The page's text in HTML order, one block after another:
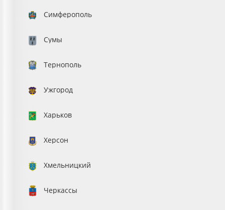
Симферополь
Сумы
Тернополь
Ужгород
Харьков
Херсон
Хмельницкий
Черкассы